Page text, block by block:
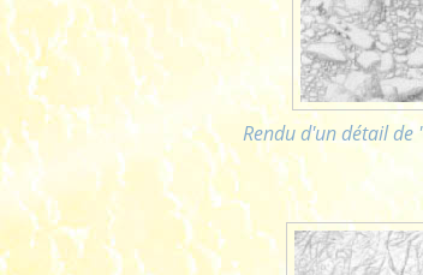
Rendu d'un détail de